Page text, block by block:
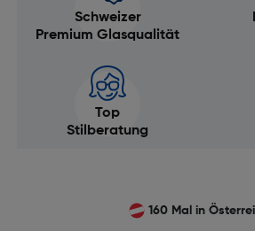
Schweizer
Premium Glasqualität
Top
Stilberatung
160 Mal in